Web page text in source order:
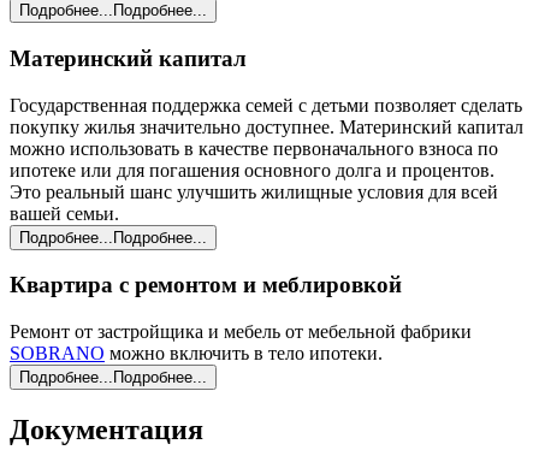
Подробнее... Подробнее...
Материнский капитал
Государственная поддержка семей с детьми позволяет сделать
покупку жилья значительно доступнее. Материнский капитал
можно использовать в качестве первоначального взноса по
ипотеке или для погашения основного долга и процентов.
Это реальный шанс улучшить жилищные условия для всей
вашей семьи.
Подробнее... Подробнее...
Квартира с ремонтом и меблировкой
Ремонт от застройщика и мебель от мебельной фабрики
SOBRANO можно включить в тело ипотеки.
Подробнее... Подробнее...
Документация